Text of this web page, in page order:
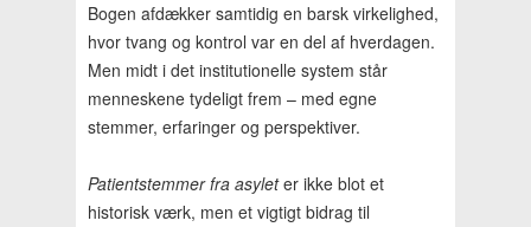
Bogen afdækker samtidig en barsk virkelighed,
hvor tvang og kontrol var en del af hverdagen.
Men midt i det institutionelle system står
menneskene tydeligt frem – med egne
stemmer, erfaringer og perspektiver.
Patientstemmer fra asyleter ikke blot et
historisk værk, men et vigtigt bidrag til